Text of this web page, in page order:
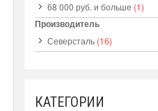
КАТЕГОРИИ
68 000 руб. и больше (1)
Производитель
Северсталь (16)